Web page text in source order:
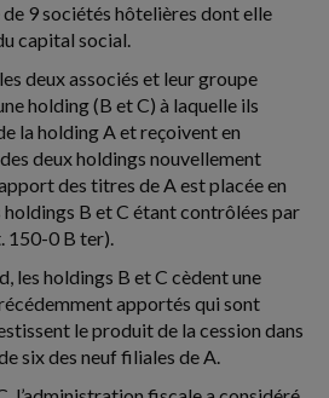
9 sociétés hôtelières dont elle
capital social.
deux associés et leur groupe
holding (B et C) à laquelle ils
la holding A et reçoivent en
deux holdings nouvellement
des titres de A est placée en
B et C étant contrôlées par
150-0 B ter).
les holdings B et C cèdent une
apportés qui sont
le produit de la cession dans
six des neuf filiales de A.